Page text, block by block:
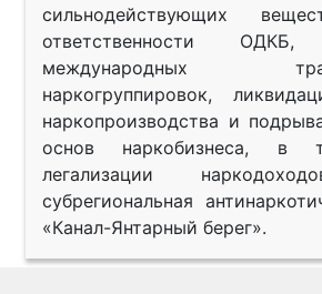
сильнодействующих
ответственности ОДКБ,
международных
наркогруппировок,
наркопроизводства и
основ наркобизнеса, в
легализации
субрегиональная
«Канал-Янтарный берег».